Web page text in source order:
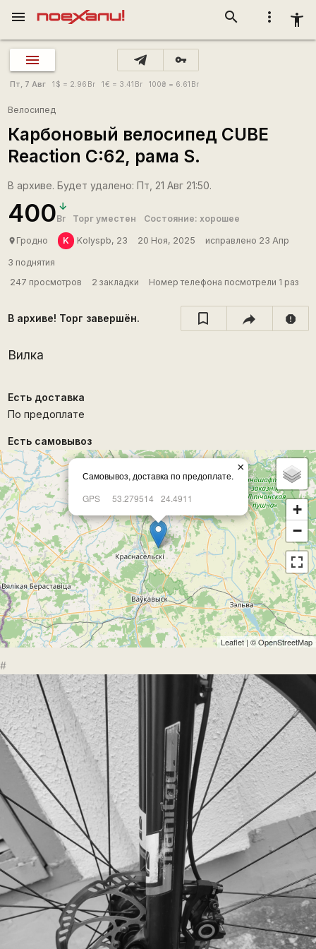
more_vert accessibility_new
search
menu
vpn_key
Пт, 7 Авг 1 $ = 2.96 Br 1€ = 3.41 Br 100₴ = 6.61 Br
Велосипед
Карбоновый велосипед CUBE
Reaction C:62, рама S.
В архиве. Будет удалено: Пт, 21 Авг 21:50.
400Br Торг уместен Состояние: хорошее
place Гродно K Kolyspb, 23 20 Ноя, 2025 исправлено 23 Апр
3 поднятия
247 просмотров
2 закладки Номер телефона посмотрели 1 раз
В архиве! Торг завершён. report
Вилка
Есть доставка
По предоплате
Есть самовывоз
Самовывоз, доставка по предоплате.
GPS
53.279514 24.4911
×
+
−
Leaflet | ©OpenStreetMap
#